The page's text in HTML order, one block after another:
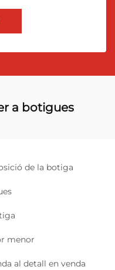
a botigues
de la botiga
menor
al detall en venda